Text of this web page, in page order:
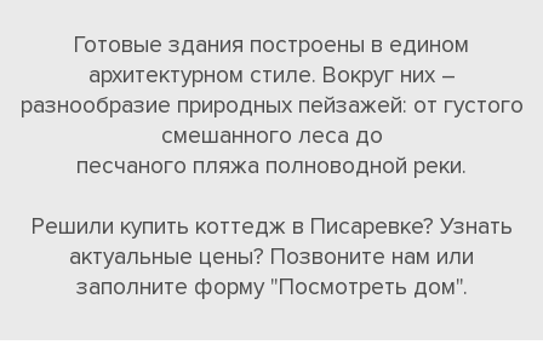
Готовые здания построены в едином
архитектурном стиле. Вокруг них –
разнообразие природных пейзажей: от густого
смешанного леса до
песчаного пляжа полноводной реки.
Решили купить коттедж в Писаревке? Узнать
актуальные цены? Позвоните нам или
заполните форму "Посмотреть дом".